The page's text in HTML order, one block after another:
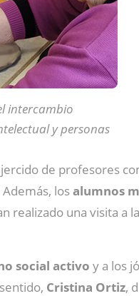
intercambio
y personas
de profesores
losalumnos
realizado una visita a
social activo y a los
Cristina Ortiz,